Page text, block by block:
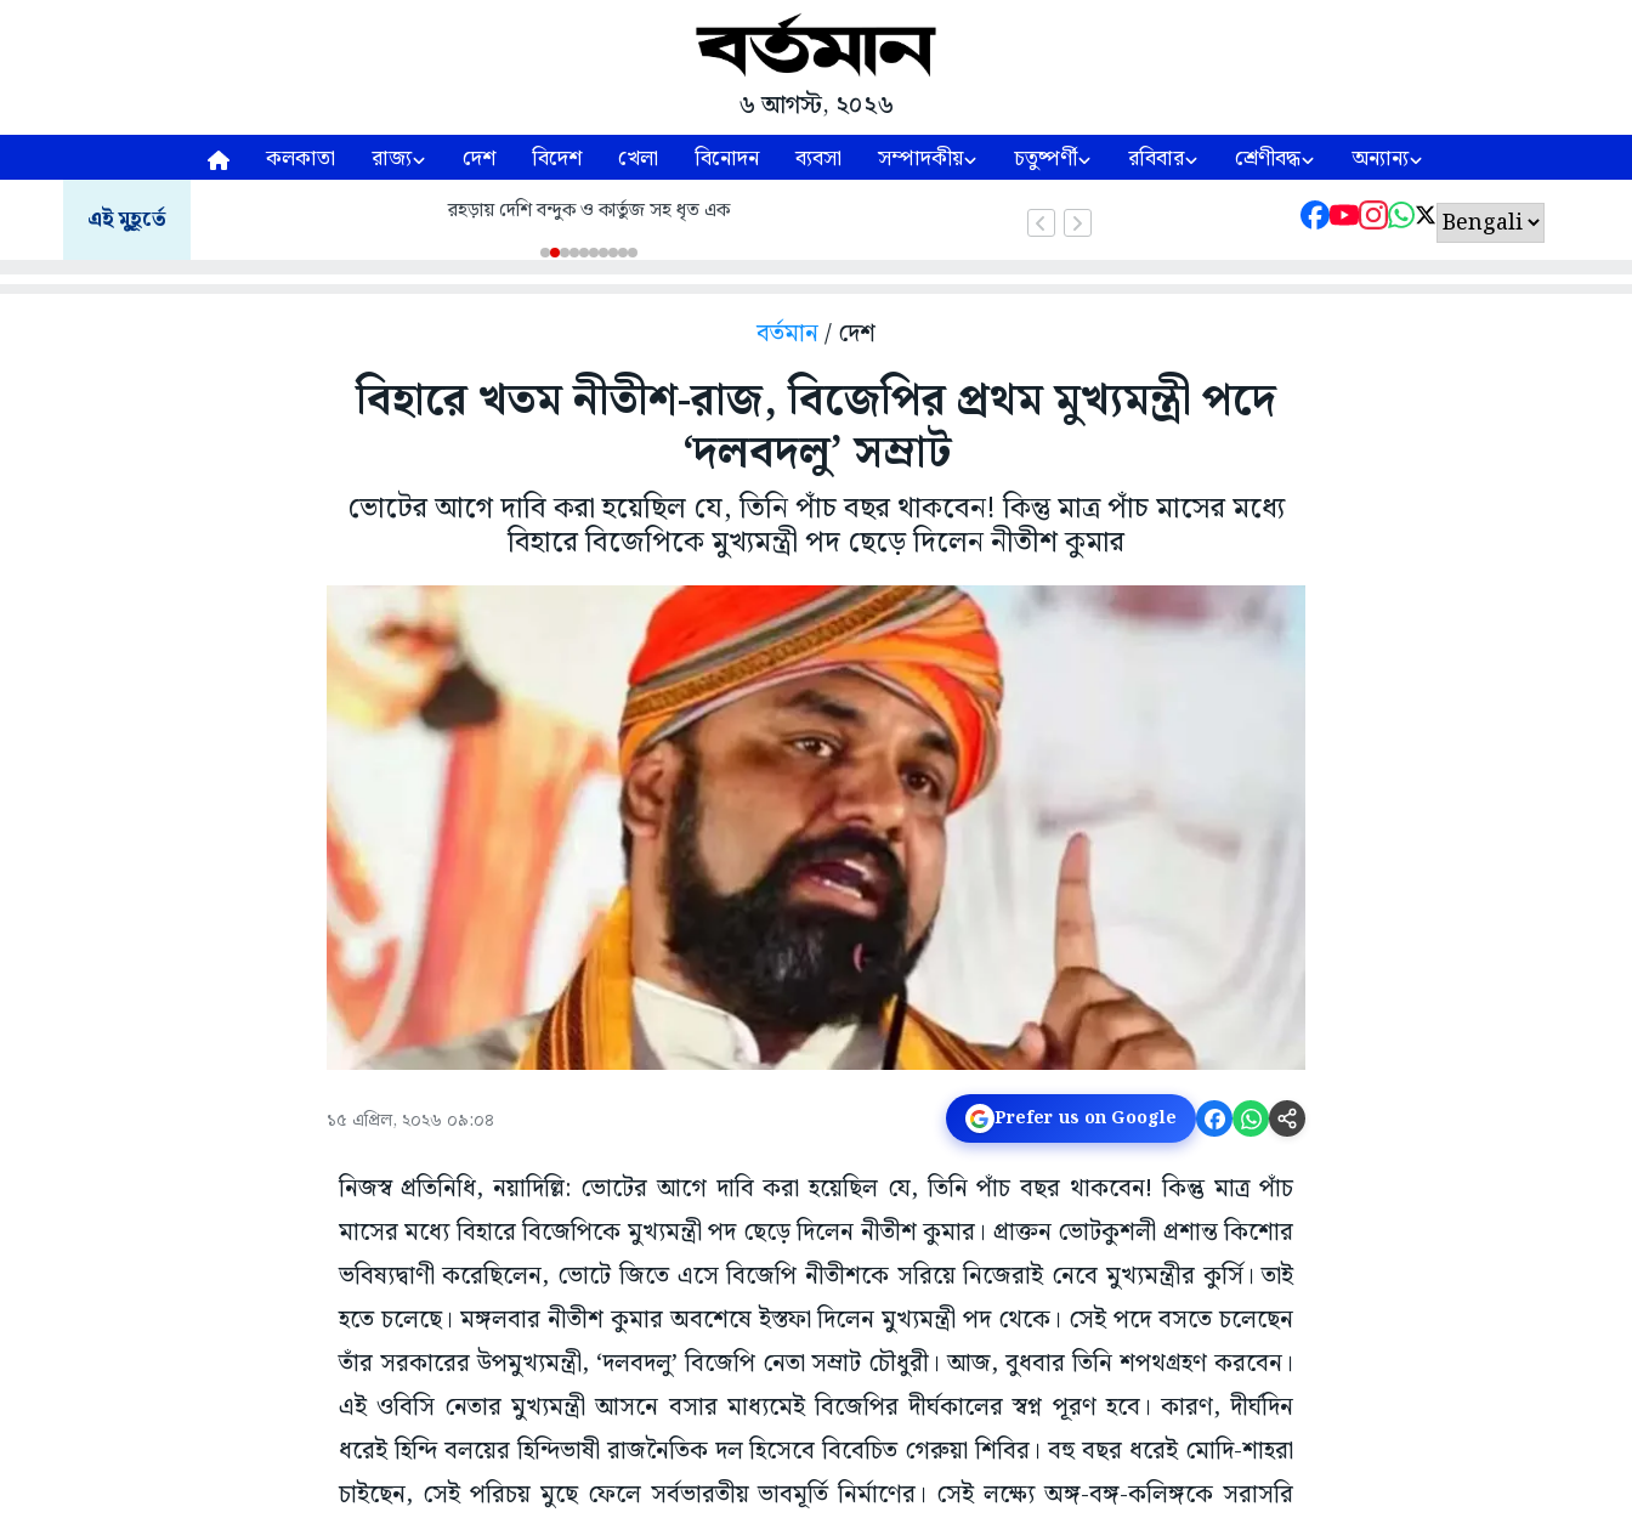
৬ আগস্ট, ২০২৬
কলকাতা রাজ্য দেশ বিদেশ খেলা বিনোদন ব্যবসা সম্পাদকীয় চতুষ্পর্ণী রবিবার শ্রেণীবদ্ধ অন্যান্য
এই মুহূর্তে রহড়ায় দেশি বন্দুক ও কার্তুজ সহ ধৃত এক
বর্তমান/ দেশ
বিহারে খতম নীতীশ-রাজ, বিজেপির প্রথম মুখ্যমন্ত্রী পদে
‘দলবদলু’ সম্রাট
ভোটের আগে দাবি করা হয়েছিল যে, তিনি পাঁচ বছর থাকবেন! কিন্তু মাত্র পাঁচ মাসের মধ্যে
বিহারে বিজেপিকে মুখ্যমন্ত্রী পদ ছেড়ে দিলেন নীতীশ কুমার
১৫ এপ্রিল, ২০২৬ ০৯:০৪ Prefer us on Google
নিজস্ব প্রতিনিধি, নয়াদিল্লি: ভোটের আগে দাবি করা হয়েছিল যে, তিনি পাঁচ বছর থাকবেন! কিন্তু মাত্র পাঁচ
মাসের মধ্যে বিহারে বিজেপিকে মুখ্যমন্ত্রী পদ ছেড়ে দিলেন নীতীশ কুমার। প্রাক্তন ভোটকুশলী প্রশান্ত কিশোর
ভবিষ্যদ্বাণী করেছিলেন, ভোটে জিতে এসে বিজেপি নীতীশকে সরিয়ে নিজেরাই নেবে মুখ্যমন্ত্রীর কুর্সি। তা‌ই
হতে চলেছে। মঙ্গলবার নীতীশ কুমার অবশেষে ইস্তফা দিলেন মুখ্যমন্ত্রী পদ থেকে। সেই পদে বসতে চলেছেন
তাঁর সরকারের উপমুখ্যমন্ত্রী, ‘দলবদলু’ বিজেপি নেতা সম্রাট চৌধুরী। আজ, বুধবার তিনি শপথগ্রহণ করবেন।
এই ওবিসি নেতার মুখ্যমন্ত্রী আসনে বসার মাধ্যমেই বিজেপির দীর্ঘকালের স্বপ্ন পূরণ হবে। কারণ, দীর্ঘদিন
ধরেই হিন্দি বলয়ের হিন্দিভাষী রাজনৈতিক দল হিসেবে বিবেচিত গেরুয়া শিবির। বহু বছর ধরেই মোদি-শাহরা
চাইছেন, সেই পরিচয় মুছে ফেলে সর্বভারতীয় ভাবমূর্তি নির্মাণের। সেই লক্ষ্যে অঙ্গ-বঙ্গ-কলিঙ্গকে সরাসরি